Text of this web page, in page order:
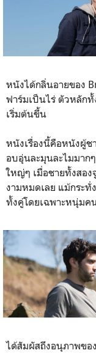
หนังได้กลิ่นอายของ
ฟาร์มเป็นไร่ ตัวหลัก
เริ่มต้นขึ้น
หนังเรื่องนี้คือหนังผู้ช
อบอุ่นละมุนละไมมาก
ใหญ่ๆ เมื่อชายทั้งสอ
งามหมดเลย แม้กระทั่
ทั้งคู่โดยเฉพาะหนุ่ม
ได้สัมผัสถึงอนุภาพขอ